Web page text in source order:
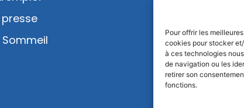
Pour offrir les
cookies pour stocker
à ces technologies
de navigation ou les
retirer son
fonctions.
Sommeil